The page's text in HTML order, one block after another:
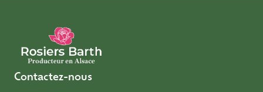
Contactez-nous